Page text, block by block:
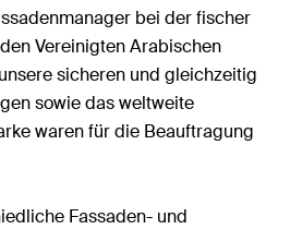
bei der fischer
Vereinigten Arabischen
sicheren und gleichzeitig
sowie das weltweite
waren für die Beauftragung
Fassaden- und